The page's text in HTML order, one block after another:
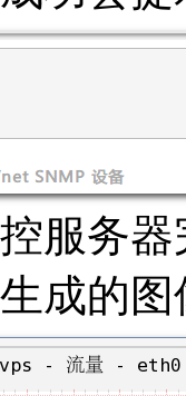
服务
成的图